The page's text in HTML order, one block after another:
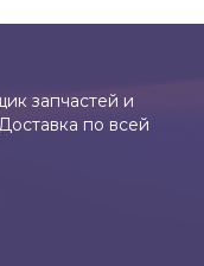
запчастей и
по всей